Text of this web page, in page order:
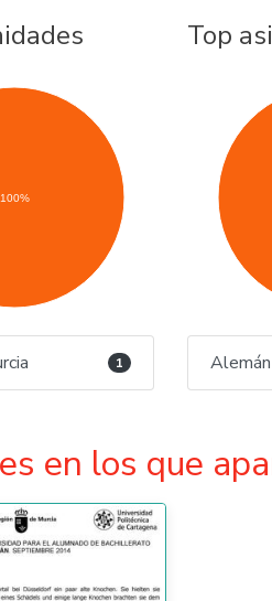
100%
1
Top
Alemán
en los que